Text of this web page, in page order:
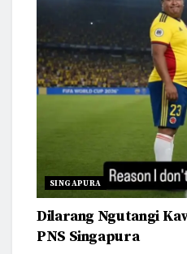
SINGAPURA
Dilarang Ngutangi
PNS Singapura